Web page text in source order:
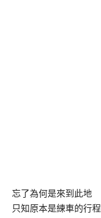
忘了為何是來到此地
只知原本是練車的行程